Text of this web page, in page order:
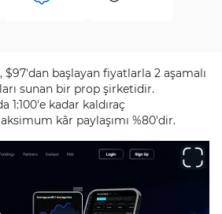
, $97'dan başlayan fiyatlarla 2 aşamalı
sunan bir prop şirketidir.
1:100'e kadar kaldıraç
kâr paylaşımı %80'dir.